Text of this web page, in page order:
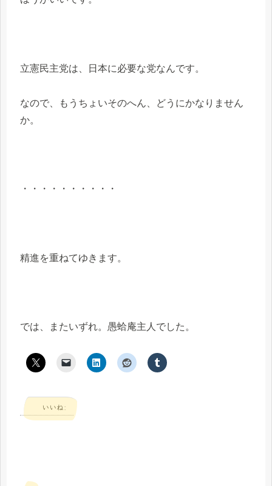
立憲民主党は、日本に必要な党なんです。
なので、もうちょいそのへん、どうにかなりません
か。
・・・・・・・・・・
精進を重ねてゆきます。
では、またいずれ。愚蛤庵主人でした。
いいね: